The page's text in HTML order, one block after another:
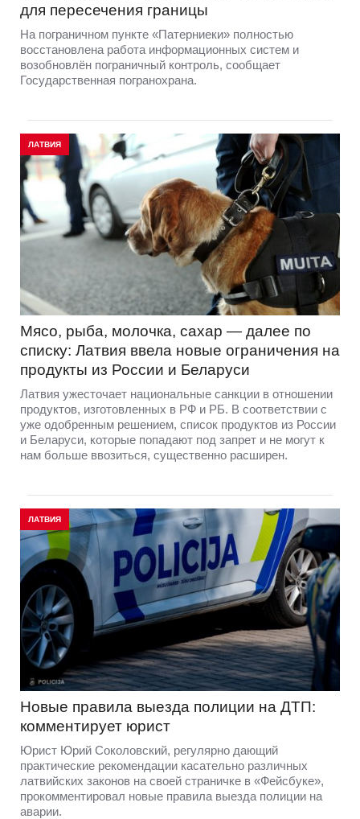
для пересечения границы
На пограничном пункте «Патерниеки» полностью
восстановлена работа информационных систем и
возобновлён пограничный контроль, сообщает
Государственная погранохрана.
ЛАТВИЯ
Мясо, рыба, молочка, сахар — далее по
списку: Латвия ввела новые ограничения на
продукты из России и Беларуси
Латвия ужесточает национальные санкции в отношении
продуктов, изготовленных в РФ и РБ. В соответствии с
уже одобренным решением, список продуктов из России
и Беларуси, которые попадают под запрет и не могут к
нам больше ввозиться, существенно расширен.
ЛАТВИЯ
Новые правила выезда полиции на ДТП:
комментирует юрист
Юрист Юрий Соколовский, регулярно дающий
практические рекомендации касательно различных
латвийских законов на своей страничке в «Фейсбуке»,
прокомментировал новые правила выезда полиции на
аварии.